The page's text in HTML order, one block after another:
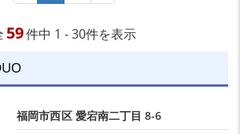
59件中 1 - 30件を表示
福岡市西区 愛宕南二丁目 8-6